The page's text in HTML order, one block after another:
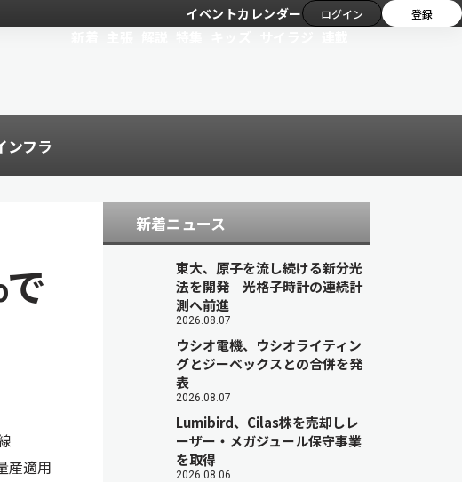
イベントカレンダー ログイン 登録
ンフラ
産適用
新着ニュース
東大、原子を流し続ける新分光
法を開発 光格子時計の連続計
測へ前進
2026.08.07
ウシオ電機、ウシオライティン
グとジーベックスとの合併を発
表
2026.08.07
Lumibird、Cilas株を売却しレ
ーザー・メガジュール保守事業
を取得
2026.08.06